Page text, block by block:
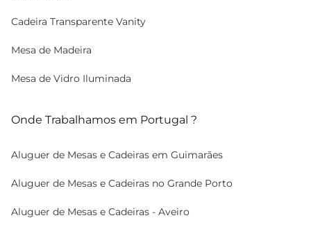
Cadeira Transparente Vanity
Mesa de Madeira
Mesa de Vidro Iluminada
Onde Trabalhamos em Portugal ?
Aluguer de Mesas e Cadeiras em Guimarães
Aluguer de Mesas e Cadeiras no Grande Porto
Aluguer de Mesas e Cadeiras - Aveiro